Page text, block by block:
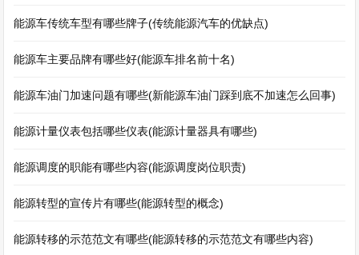
能源车传统车型有哪些牌子(传统能源汽车的优缺点)
能源车主要品牌有哪些好(能源车排名前十名)
能源车油门加速问题有哪些(新能源车油门踩到底不加速怎么回事)
能源计量仪表包括哪些仪表(能源计量器具有哪些)
能源调度的职能有哪些内容(能源调度岗位职责)
能源转型的宣传片有哪些(能源转型的概念)
能源转移的示范范文有哪些(能源转移的示范范文有哪些内容)